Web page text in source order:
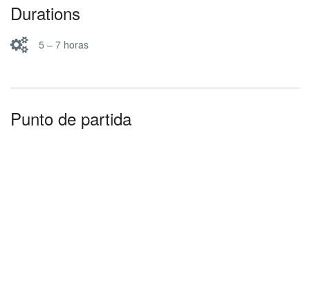
Durations
5 – 7 horas
Punto de partida